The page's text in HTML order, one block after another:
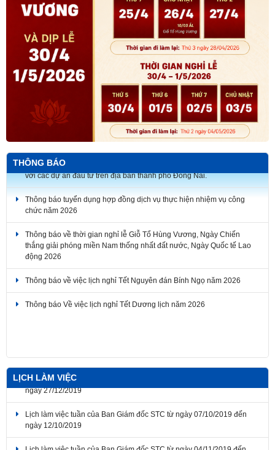
THÔNG BÁO
Thông báo tuyển dụng hợp đồng dịch vụ thực hiện nhiệm vụ công
chức năm 2026
Thông báo về thời gian nghỉ lễ Giỗ Tổ Hùng Vương, Ngày Chiến
thắng giải phóng miền Nam thống nhất đất nước, Ngày Quốc tế Lao
động 2026
Thông báo về việc lịch nghỉ Tết Nguyên đán Bính Ngọ năm 2026
Thông báo Về việc lịch nghỉ Tết Dương lịch năm 2026
Đề nghị thực hiện các chế độ báo cáo giám sát, đánh giá đầu tư đối
LỊCH LÀM VIỆC
Lịch làm việc tuần của Ban Giám đốc STC từ ngày 07/10/2019 đến
ngày 12/10/2019
Lịch làm việc tuần của Ban Giám đốc STC từ ngày 04/11/2019 đến
ngày 08/11/2019